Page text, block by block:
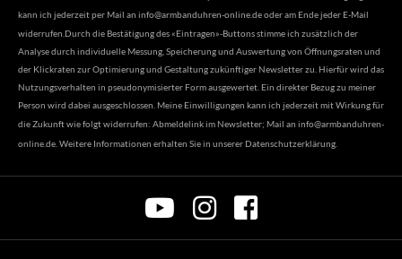
kann ich jederzeit per Mail an info@armbanduhren-online.deoder am Ende jeder E-Mail
widerrufen.Durch die Bestätigung des «Eintragen»-Buttons stimme ich zusätzlich der
Analyse durch individuelle Messung, Speicherung und Auswertung von Öffnungsraten und
der Klickraten zur Optimierung und Gestaltung zukünftiger Newsletter zu. Hierfür wird das
Nutzungsverhalten in pseudonymisierter Form ausgewertet. Ein direkter Bezug zu meiner
Person wird dabei ausgeschlossen. Meine Einwilligungen kann ich jederzeit mit Wirkung für
die Zukunft wie folgt widerrufen: Abmeldelink im Newsletter; Mail an info@armbanduhren-
online.de . Weitere Informationen erhalten Sie in unserer Datenschutzerklärung